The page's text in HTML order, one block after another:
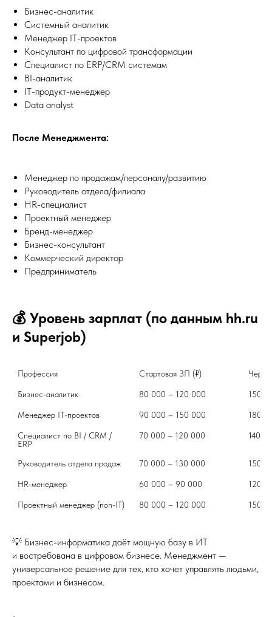
Бизнес-аналитик
Системный аналитик
Менеджер IT-проектов
Консультант по цифровой трансформации
Специалист по ERP/CRM системам
BI-аналитик
IT-продукт-менеджер
Data analyst
После Менеджмента:
Менеджер по продажам/персоналу/развитию
Руководитель отдела/филиала
HR-специалист
Проектный менеджер
Бренд-менеджер
Бизнес-консультант
Коммерческий директор
Предприниматель
💰 Уровень зарплат (по данным hh.ru
и Superjob)
Специалист по BI / CRM /
💡 Бизнес-информатика даёт мощную базу в ИТ
и востребована в цифровом бизнесе. Менеджмент —
универсальное решение для тех, кто хочет управлять людьми,
проектами и бизнесом.